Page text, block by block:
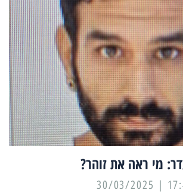
מי ראה את זוהר?
17:43 |